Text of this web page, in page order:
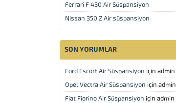
Ferrari F 430 Air Süspansiyon
Nissan 350 Z Air süspansiyon
SON YORUMLAR
Ford Escort Air Süspansiyon için admin
Opel Vectra Air Süspansiyon için admin
Fiat Fiorino Air Süspansiyon için admin